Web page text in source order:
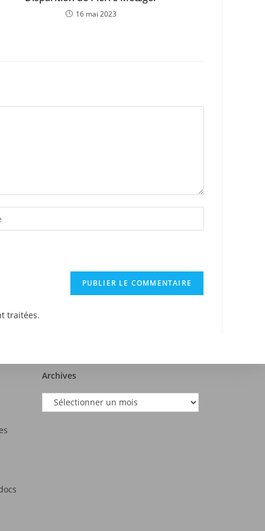
16 mai 2023
traitées.
Archives